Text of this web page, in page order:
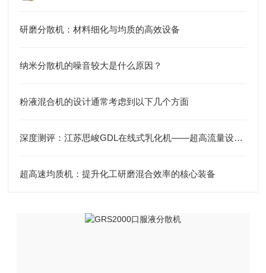
研磨分散机：材料细化与均质的高效设备
纳米分散机的噪音较大是什么原因？
粉液混合机的设计通常考虑到以下几个方面
深度测评：江苏思峻GDL在线式乳化机——超高流量设计，管线沉淀的“终结者”
超高速均质机：提升化工研磨混合效率的核心装备